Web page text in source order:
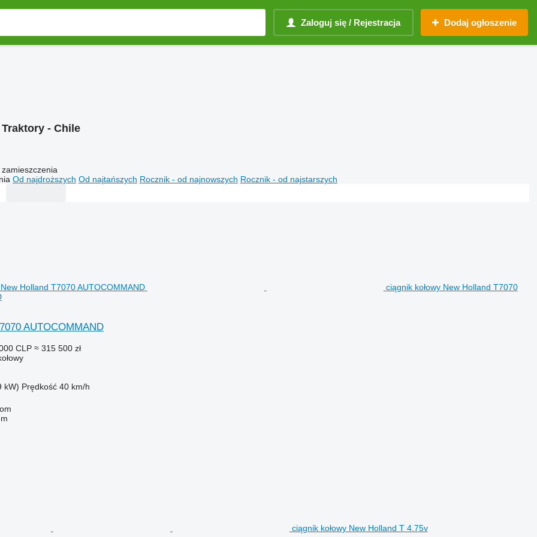
Zaloguj się / Rejestracja Dodaj ogłoszenie
Traktory - Chile
zamieszczenia
Od najdroższych Od najtańszych Rocznik - od najnowszych Rocznik - od najstarszych
ciągnik kołowy New Holland T7070
AUTOCOMMAND
CLP ≈ 315 500 zł
kW) Prędkość 40 km/h
ciągnik kołowy New Holland T 4.75v